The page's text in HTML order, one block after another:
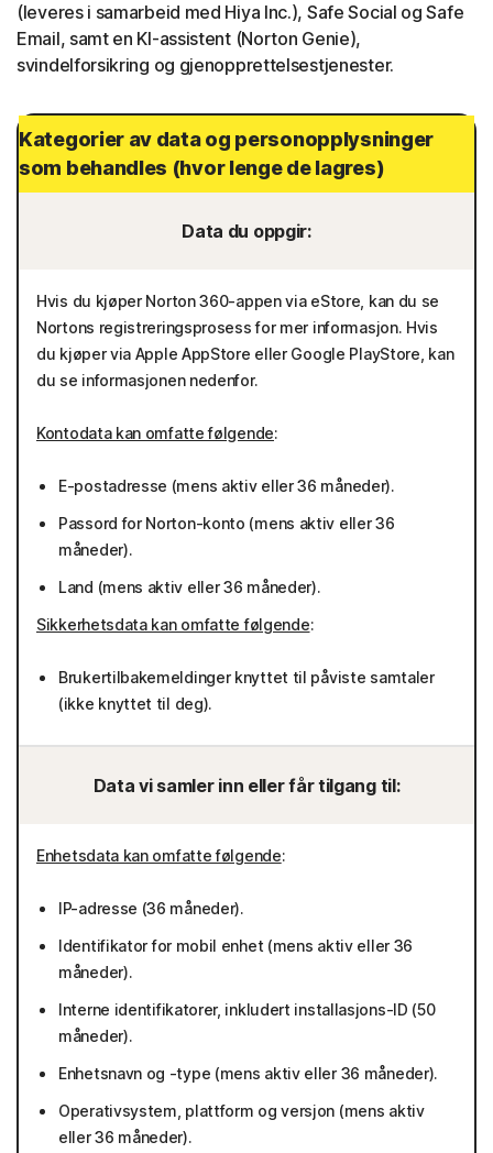
(leveres i samarbeid med Hiya Inc.), Safe Social og Safe
Email, samt en KI-assistent (Norton Genie),
svindelforsikring og gjenopprettelsestjenester.
Kategorier av data og personopplysninger
som behandles (hvor lenge de lagres)
Data du oppgir:
Hvis du kjøper Norton 360-appen via eStore, kan du se
Nortons registreringsprosess for mer informasjon. Hvis
du kjøper via Apple AppStore eller Google PlayStore, kan
du se informasjonen nedenfor.
Kontodata kan omfatte følgende:
E-postadresse (mens aktiv eller 36 måneder).
Passord for Norton-konto (mens aktiv eller 36
måneder).
Land (mens aktiv eller 36 måneder).
Sikkerhetsdata kan omfatte følgende:
Brukertilbakemeldinger knyttet til påviste samtaler
(ikke knyttet til deg).
Data vi samler inn eller får tilgang til:
Enhetsdata kan omfatte følgende:
IP-adresse (36 måneder).
Identifikator for mobil enhet (mens aktiv eller 36
måneder).
Interne identifikatorer, inkludert installasjons-ID (50
måneder).
Enhetsnavn og -type (mens aktiv eller 36 måneder).
Operativsystem, plattform og versjon (mens aktiv
eller 36 måneder).